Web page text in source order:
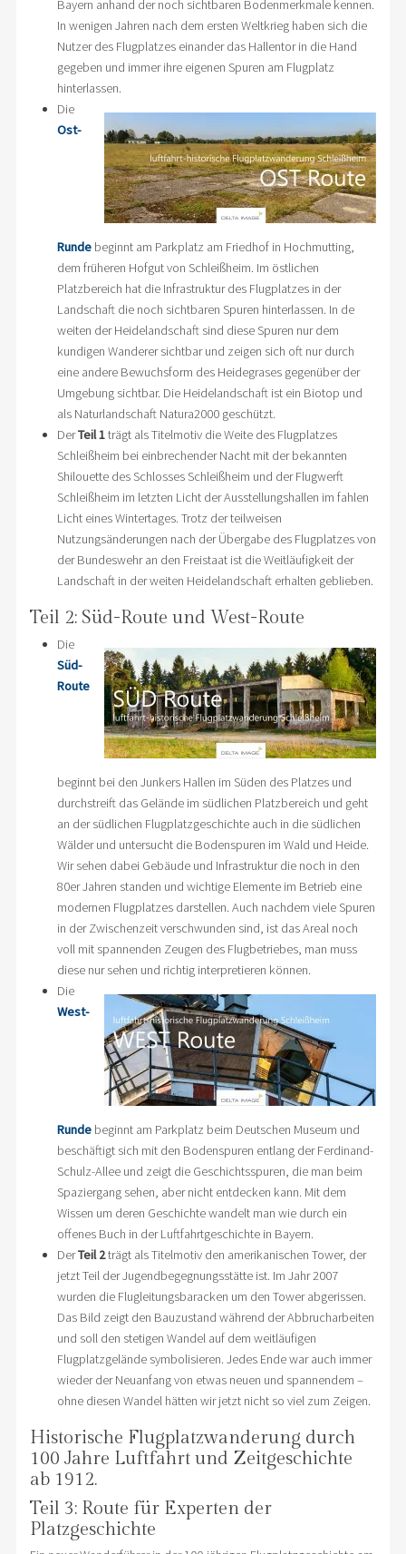
Bayern anhand der noch sichtbaren Bodenmerkmale kennen.
In wenigen Jahren nach dem ersten Weltkrieg haben sich die
Nutzer des Flugplatzes einander das Hallentor in die Hand
gegeben und immer ihre eigenen Spuren am Flugplatz
hinterlassen.
Die
Ost-
Rundebeginnt am Parkplatz am Friedhof in Hochmutting,
dem früheren Hofgut von Schleißheim. Im östlichen
Platzbereich hat die Infrastruktur des Flugplatzes in der
Landschaft die noch sichtbaren Spuren hinterlassen. In de
weiten der Heidelandschaft sind diese Spuren nur dem
kundigen Wanderer sichtbar und zeigen sich oft nur durch
eine andere Bewuchsform des Heidegrases gegenüber der
Umgebung sichtbar. Die Heidelandschaft ist ein Biotop und
als Naturlandschaft Natura2000 geschützt.
DerTeil 1trägt als Titelmotiv die Weite des Flugplatzes
Schleißheim bei einbrechender Nacht mit der bekannten
Shilouette des Schlosses Schleißheim und der Flugwerft
Schleißheim im letzten Licht der Ausstellungshallen im fahlen
Licht eines Wintertages. Trotz der teilweisen
Nutzungsänderungen nach der Übergabe des Flugplatzes von
der Bundeswehr an den Freistaat ist die Weitläufigkeit der
Landschaft in der weiten Heidelandschaft erhalten geblieben.
Teil 2: Süd-Route und West-Route
Die
Süd-
Route
beginnt bei den Junkers Hallen im Süden des Platzes und
durchstreift das Gelände im südlichen Platzbereich und geht
an der südlichen Flugplatzgeschichte auch in die südlichen
Wälder und untersucht die Bodenspuren im Wald und Heide.
Wir sehen dabei Gebäude und Infrastruktur die noch in den
80er Jahren standen und wichtige Elemente im Betrieb eine
modernen Flugplatzes darstellen. Auch nachdem viele Spuren
in der Zwischenzeit verschwunden sind, ist das Areal noch
voll mit spannenden Zeugen des Flugbetriebes, man muss
diese nur sehen und richtig interpretieren können.
Die
West-
Rundebeginnt am Parkplatz beim Deutschen Museum und
beschäftigt sich mit den Bodenspuren entlang der Ferdinand-
Schulz-Allee und zeigt die Geschichtsspuren, die man beim
Spaziergang sehen, aber nicht entdecken kann. Mit dem
Wissen um deren Geschichte wandelt man wie durch ein
offenes Buch in der Luftfahrtgeschichte in Bayern.
DerTeil 2trägt als Titelmotiv den amerikanischen Tower, der
jetzt Teil der Jugendbegegnungsstätte ist. Im Jahr 2007
wurden die Flugleitungsbaracken um den Tower abgerissen.
Das Bild zeigt den Bauzustand während der Abbrucharbeiten
und soll den stetigen Wandel auf dem weitläufigen
Flugplatzgelände symbolisieren. Jedes Ende war auch immer
wieder der Neuanfang von etwas neuen und spannendem –
ohne diesen Wandel hätten wir jetzt nicht so viel zum Zeigen.
Historische Flugplatzwanderung durch
100 Jahre Luftfahrt und Zeitgeschichte
ab 1912.
Teil 3: Route für Experten der
Platzgeschichte